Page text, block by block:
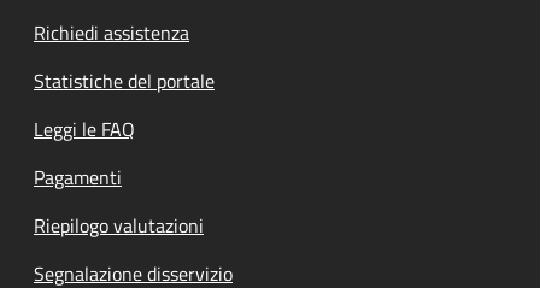
Richiedi assistenza
Statistiche del portale
Leggi le FAQ
Pagamenti
Riepilogo valutazioni
Segnalazione disservizio